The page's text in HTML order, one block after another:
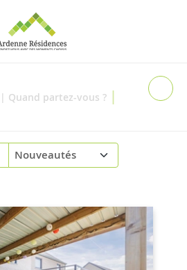
| Quand partez-vous ? |